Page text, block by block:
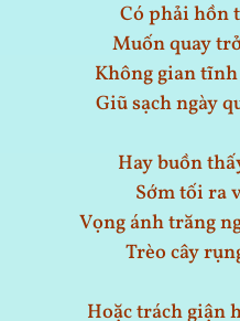
Có phải hồn
Muốn quay
Không gian
Giũ sạch ngày
Hay buồn
Sớm tối ra
Vọng ánh trăng
Trèo cây
Hoặc trách giận